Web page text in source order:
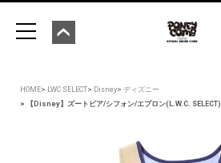
HOME LWC SELECT Disney
ディズニー
【Disney】ズートピア/シフォン/エプロン(L.W.C. SELECT)